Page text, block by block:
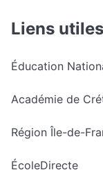
Liens utiles
Éducation
Académie de
Région Île-de-
ÉcoleDirecte